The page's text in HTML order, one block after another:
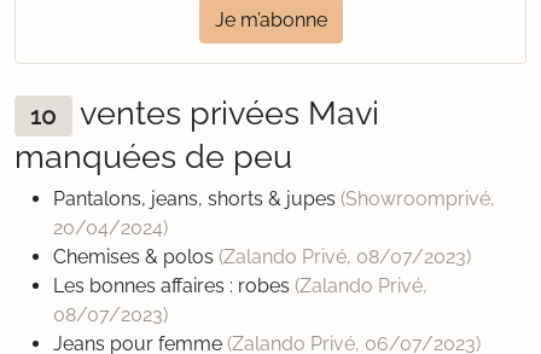
Je m’abonne
10
ventes privées Mavi
manquées de peu
Pantalons, jeans, shorts & jupes (Showroomprivé,
20/04/2024)
Chemises & polos (Zalando Privé, 08/07/2023)
Les bonnes affaires : robes (Zalando Privé,
08/07/2023)
Jeans pour femme (Zalando Privé, 06/07/2023)